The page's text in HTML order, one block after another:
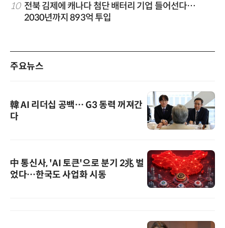
10 전북 김제에 캐나다 첨단 배터리 기업 들어선다…
2030년까지 893억 투입
주요뉴스
韓 AI 리더십 공백… G3 동력 꺼져간
다
中 통신사, 'AI 토큰'으로 분기 2兆 벌
었다…한국도 사업화 시동